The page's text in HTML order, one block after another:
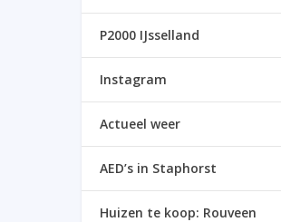
P2000 IJsselland
Instagram
Actueel weer
AED’s in Staphorst
Huizen te koop: Rouveen